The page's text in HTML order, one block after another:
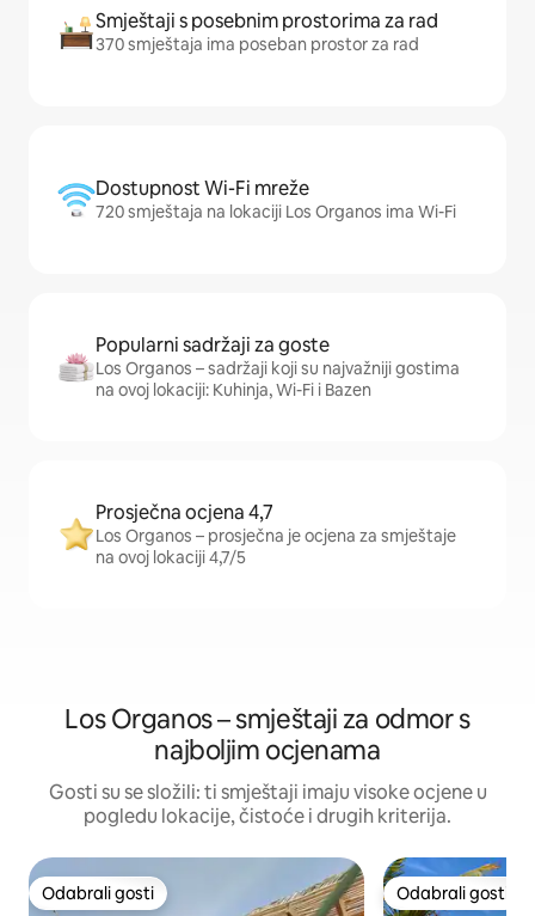
Smještaji s posebnim prostorima za rad
370 smještaja ima poseban prostor za rad
Dostupnost Wi-Fi mreže
720 smještaja na lokaciji Los Organos ima Wi-Fi
Popularni sadržaji za goste
Los Organos – sadržaji koji su najvažniji gostima
na ovoj lokaciji: Kuhinja, Wi-Fi i Bazen
Prosječna ocjena 4,7
Los Organos – prosječna je ocjena za smještaje
na ovoj lokaciji 4,7/5
Los Organos – smještaji za odmor s
najboljim ocjenama
Gosti su se složili: ti smještaji imaju visoke ocjene u
pogledu lokacije, čistoće i drugih kriterija.
Odabrali gosti
Odabrali gosti Odabrali gosti
Odabrali gosti